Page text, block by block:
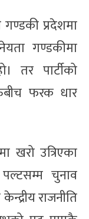
प्रदेशमा
गण्डकीमा
तर पार्टीको
फरक धार
खरो उत्रिएका
चुनाव
राजनीति